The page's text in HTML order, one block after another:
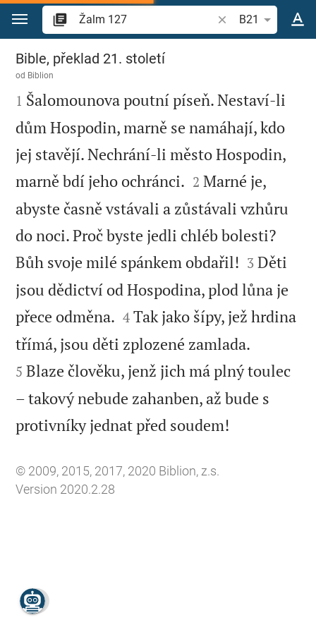
Přejít na obsah
Vyhledat biblický
B21
Žalm 127
Bible, překlad 21. století
od Biblion

1 Šalomounova poutní píseň. Nestaví-li
dům Hospodin, marně se namáhají, kdo
jej stavějí. Nechrání-li město Hospodin,
marně bdí jeho ochránci. 

2 Marné je,
abyste časně vstávali a zůstávali vzhůru
do noci. Proč byste jedli chléb bolesti?
Bůh svoje milé spánkem obdařil! 

3 Děti
jsou dědictví od Hospodina, plod lůna je
přece odměna. 

4 Tak jako šípy, jež hrdina
třímá, jsou děti zplozené zamlada.
5 Blaze člověku, jenž jich má plný toulec
– takový nebude zahanben, až bude s
protivníky jednat před soudem!
© 2009, 2015, 2017, 2020 Biblion, z.s.
Version 2020.2.28